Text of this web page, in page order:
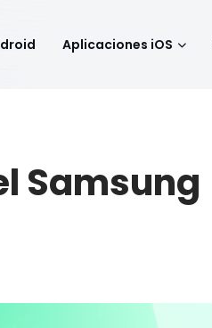
Aplicaciones iOS
Samsung